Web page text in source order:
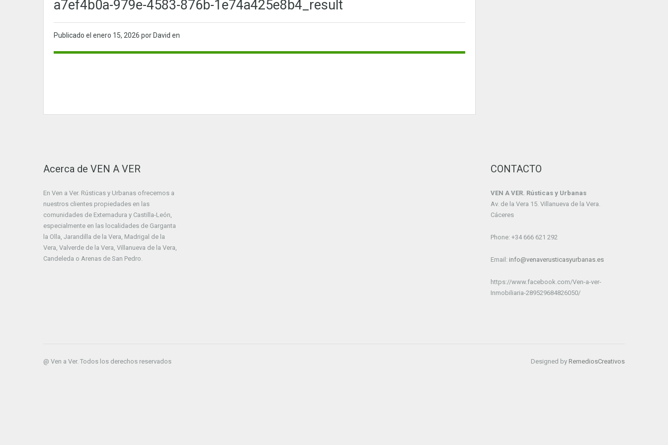
a7ef4b0a-979e-4583-876b-1e74a425e8b4_result
Publicado el enero 15, 2026 por David en
Acerca de VEN A VER
En Ven a Ver. Rústicas y Urbanas ofrecemos a
nuestros clientes propiedades en las
comunidades de Extemadura y Castilla-León,
especialmente en las localidades de Garganta
la Olla, Jarandilla de la Vera, Madrigal de la
Vera, Valverde de la Vera, Villanueva de la Vera,
Candeleda o Arenas de San Pedro.
CONTACTO
VEN A VER. Rústicas y Urbanas
Av. de la Vera 15. Villanueva de la Vera.
Cáceres
Phone: +34 666 621 292
Email: info@venaverusticasyurbanas.es
https://www.facebook.com/Ven-a-ver-
Inmobiliaria-289529684826050/
@ Ven a Ver. Todos los derechos reservados Designed by RemediosCreativos